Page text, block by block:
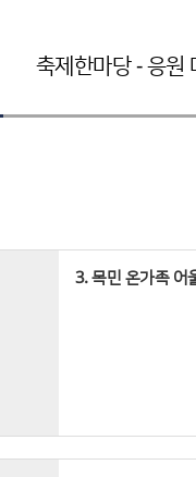
축제한마당 - 응원
3. 목민 온가족 어